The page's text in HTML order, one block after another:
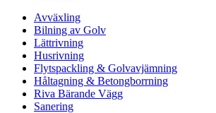
Avväxling
Bilning av Golv
Lättrivning
Husrivning
Flytspackling & Golvavjämning
Håltagning & Betongborrning
Riva Bärande Vägg
Sanering